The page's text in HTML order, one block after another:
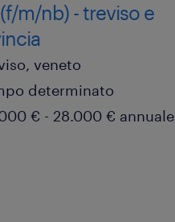
m/nb) - treviso e
veneto
determinato
€ - 28.000 € annuale